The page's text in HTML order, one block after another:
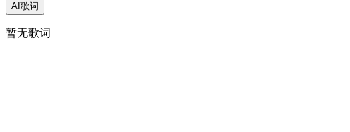
AI歌词
暂无歌词